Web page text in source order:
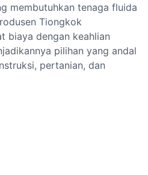
membutuhkan tenaga fluida
Tiongkok
biaya dengan keahlian
pilihan yang andal
pertanian, dan